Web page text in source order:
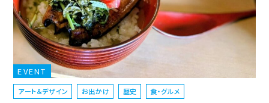
EVENT
アート＆デザイン お出かけ 歴史 食・グルメ